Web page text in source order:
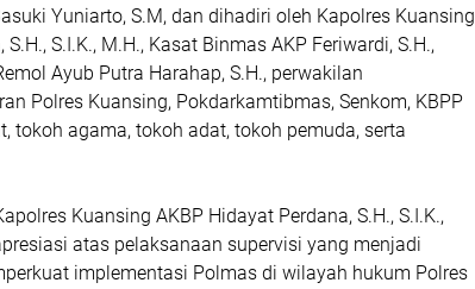
Yuniarto, S.M, dan dihadiri oleh Kapolres Kuansing
S.I.K., M.H., Kasat Binmas AKP Feriwardi, S.H.,
Ayub Putra Harahap, S.H., perwakilan
Polres Kuansing, Pokdarkamtibmas, Senkom, KBPP
tokoh agama, tokoh adat, tokoh pemuda, serta
Kuansing AKBP Hidayat Perdana, S.H., S.I.K.,
atas pelaksanaan supervisi yang menjadi
implementasi Polmas di wilayah hukum Polres